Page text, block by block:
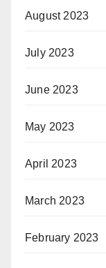
August 2023
July 2023
June 2023
May 2023
April 2023
March 2023
February 2023